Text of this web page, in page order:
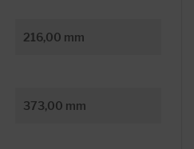
216,00 mm
373,00 mm